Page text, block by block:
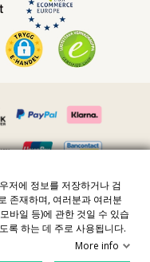
· 판권 소유 ©2023
Privacy-Terms
저에 정보를 저장하거나 검
존재하며, 여러분과 여러분
바일 등)에 관한 것일 수 있습
록 하는 데 주로 사용됩니다.
More info